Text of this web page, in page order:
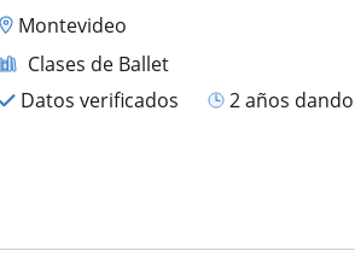
Montevideo
Clases de Ballet
Datos verificados
2 años